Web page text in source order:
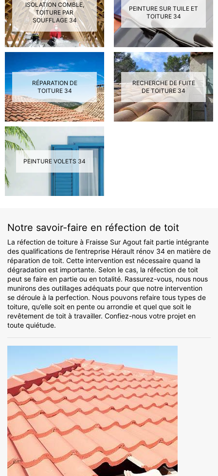
ISOLATION COMBLE,
TOITURE PAR
SOUFFLAGE 34
PEINTURE SUR TUILE ET
TOITURE 34
RÉPARATION DE
TOITURE 34
RECHERCHE DE FUITE
DE TOITURE 34
PEINTURE VOLETS 34
Notre savoir-faire en réfection de toit
La réfection de toiture à Fraisse Sur Agout fait partie intégrante
des qualifications de l’entreprise Hérault rénov 34 en matière de
réparation de toit. Cette intervention est nécessaire quand la
dégradation est importante. Selon le cas, la réfection de toit
peut se faire en partie ou en totalité. Rassurez-vous, nous nous
munirons des outillages adéquats pour que notre intervention
se déroule à la perfection. Nous pouvons refaire tous types de
toiture, qu’elle soit en pente ou arrondie et quel que soit le
revêtement de toit à travailler. Confiez-nous votre projet en
toute quiétude.